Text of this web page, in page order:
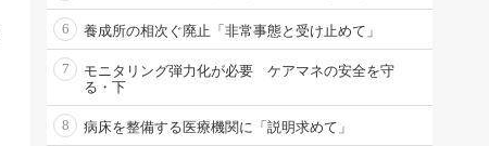
6 養成所の相次ぐ廃止「非常事態と受け止めて」
7
モニタリング弾力化が必要 ケアマネの安全を守
る・下
8 病床を整備する医療機関に「説明求めて」